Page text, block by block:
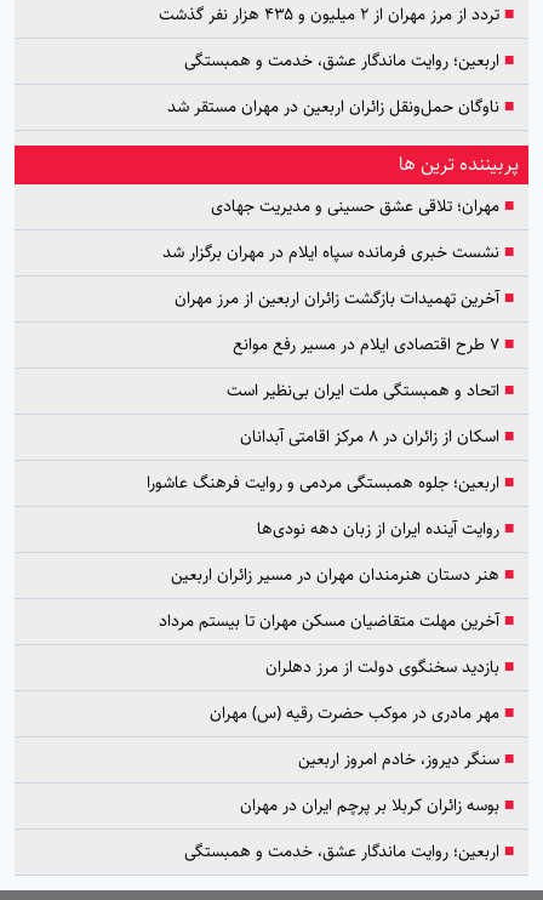
■تردد از مرز مهران از ۲ میلیون و ۴۳۵ هزار نفر گذشت
■ اربعین؛ روایت ماندگار عشق، خدمت و همبستگی
■ناوگان حمل‌ونقل زائران اربعین در مهران مستقر شد
پربیننده ترین ها
■مهران؛ تلاقی عشق حسینی و مدیریت جهادی
■نشست خبری فرمانده سپاه ایلام در مهران برگزار شد
■آخرین تهمیدات بازگشت زائران اربعین از مرز مهران
■۷ طرح اقتصادی ایلام در مسیر رفع موانع
■ اتحاد و همبستگی ملت ایران بی‌نظیر است
■ اسکان از زائران در ۸ مرکز اقامتی آبدانان
■ اربعین؛ جلوه همبستگی مردمی و روایت فرهنگ عاشورا
■روایت آینده ایران از زبان دهه نودی‌ها
■ هنر دستان هنرمندان مهران در مسیر زائران اربعین
■آخرین مهلت متقاضیان مسکن مهران تا بیستم مرداد
■بازدید سخنگوی دولت از مرز دهلران
■مهر مادری در موکب حضرت رقیه (س) مهران
■سنگر دیروز، خادم امروز اربعین
■بوسه زائران کربلا بر پرچم ایران در مهران
■ اربعین؛ روایت ماندگار عشق، خدمت و همبستگی